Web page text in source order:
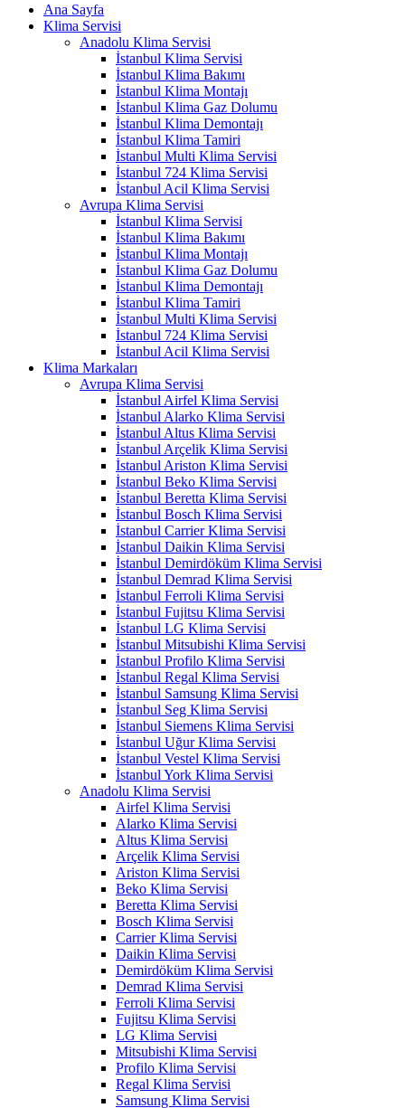
Ana Sayfa
Klima Servisi
Anadolu Klima Servisi
İstanbul Klima Servisi
İstanbul Klima Bakımı
İstanbul Klima Montajı
İstanbul Klima Gaz Dolumu
İstanbul Klima Demontajı
İstanbul Klima Tamiri
İstanbul Multi Klima Servisi
İstanbul 724 Klima Servisi
İstanbul Acil Klima Servisi
Avrupa Klima Servisi
İstanbul Klima Servisi
İstanbul Klima Bakımı
İstanbul Klima Montajı
İstanbul Klima Gaz Dolumu
İstanbul Klima Demontajı
İstanbul Klima Tamiri
İstanbul Multi Klima Servisi
İstanbul 724 Klima Servisi
İstanbul Acil Klima Servisi
Klima Markaları
Avrupa Klima Servisi
İstanbul Airfel Klima Servisi
İstanbul Alarko Klima Servisi
İstanbul Altus Klima Servisi
İstanbul Arçelik Klima Servisi
İstanbul Ariston Klima Servisi
İstanbul Beko Klima Servisi
İstanbul Beretta Klima Servisi
İstanbul Bosch Klima Servisi
İstanbul Carrier Klima Servisi
İstanbul Daikin Klima Servisi
İstanbul Demirdöküm Klima Servisi
İstanbul Demrad Klima Servisi
İstanbul Ferroli Klima Servisi
İstanbul Fujitsu Klima Servisi
İstanbul LG Klima Servisi
İstanbul Mitsubishi Klima Servisi
İstanbul Profilo Klima Servisi
İstanbul Regal Klima Servisi
İstanbul Samsung Klima Servisi
İstanbul Seg Klima Servisi
İstanbul Siemens Klima Servisi
İstanbul Uğur Klima Servisi
İstanbul Vestel Klima Servisi
İstanbul York Klima Servisi
Anadolu Klima Servisi
Airfel Klima Servisi
Alarko Klima Servisi
Altus Klima Servisi
Arçelik Klima Servisi
Ariston Klima Servisi
Beko Klima Servisi
Beretta Klima Servisi
Bosch Klima Servisi
Carrier Klima Servisi
Daikin Klima Servisi
Demirdöküm Klima Servisi
Demrad Klima Servisi
Ferroli Klima Servisi
Fujitsu Klima Servisi
LG Klima Servisi
Mitsubishi Klima Servisi
Profilo Klima Servisi
Regal Klima Servisi
Samsung Klima Servisi